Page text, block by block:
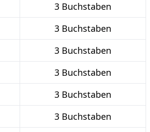
3 Buchstaben
3 Buchstaben
3 Buchstaben
3 Buchstaben
3 Buchstaben
3 Buchstaben